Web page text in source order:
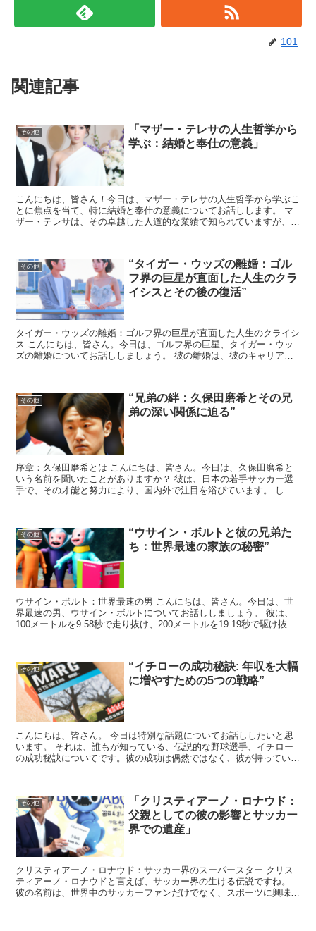
101
関連記事
その他
「マザー・テレサの人生哲学から
学ぶ：結婚と奉仕の意義」
こんにちは、皆さん！今日は、マザー・テレサの人生哲学から学ぶこ
とに焦点を当て、特に結婚と奉仕の意義についてお話しします。 マ
ザー・テレサは、その卓越した人道的な業績で知られていますが、彼
その他
“タイガー・ウッズの離婚：ゴル
フ界の巨星が直面した人生のクラ
イシスとその後の復活”
タイガー・ウッズの離婚：ゴルフ界の巨星が直面した人生のクライシ
ス こんにちは、皆さん。今日は、ゴルフ界の巨星、タイガー・ウッ
ズの離婚についてお話ししましょう。 彼の離婚は、彼のキャリアに
その他
“兄弟の絆：久保田磨希とその兄
弟の深い関係に迫る”
序章：久保田磨希とは こんにちは、皆さん。今日は、久保田磨希と
いう名前を聞いたことがありますか？ 彼は、日本の若手サッカー選
手で、その才能と努力により、国内外で注目を浴びています。 しか
その他
“ウサイン・ボルトと彼の兄弟た
ち：世界最速の家族の秘密”
ウサイン・ボルト：世界最速の男 こんにちは、皆さん。今日は、世
界最速の男、ウサイン・ボルトについてお話ししましょう。 彼は、
100メートルを9.58秒で走り抜け、200メートルを19.19秒で駆け抜け
その他
“イチローの成功秘訣: 年収を大幅
に増やすための5つの戦略”
こんにちは、皆さん。 今日は特別な話題についてお話ししたいと思
います。 それは、誰もが知っている、伝説的な野球選手、イチロー
の成功秘訣についてです。彼の成功は偶然ではなく、彼が持っていた
その他
「クリスティアーノ・ロナウド：
父親としての彼の影響とサッカー
界での遺産」
クリスティアーノ・ロナウド：サッカー界のスーパースター クリス
ティアーノ・ロナウドと言えば、サッカー界の生ける伝説ですね。
彼の名前は、世界中のサッカーファンだけでなく、スポーツに興味が